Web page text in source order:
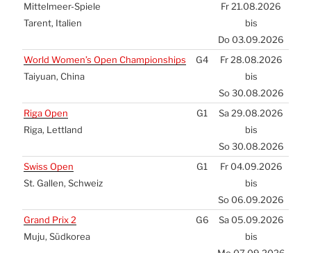
Mit­tel­meer-Spie­le
Tarent, Ita­li­en
Fr 21.08.2026
bis
Do 03.09.2026
World Women’s Open Cham­pion­ships
Tai­yu­an, Chi­na
G4
Fr 28.08.2026
bis
So 30.08.2026
Riga Open
Riga, Lett­land
G1
Sa 29.08.2026
bis
So 30.08.2026
Swiss Open
St. Gal­len, Schweiz
G1
Fr 04.09.2026
bis
So 06.09.2026
Grand Prix 2
Muju, Süd­ko­rea
G6
Sa 05.09.2026
bis